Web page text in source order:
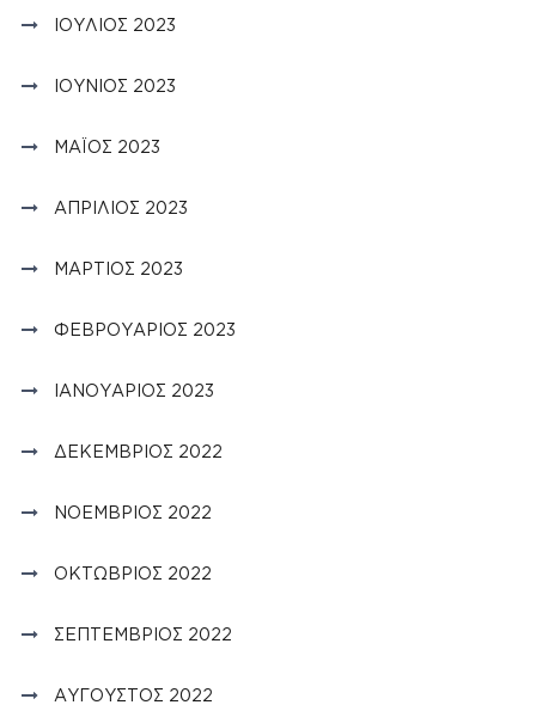
ΙΟΎΛΙΟΣ 2023
ΙΟΎΝΙΟΣ 2023
ΜΆΙΟΣ 2023
ΑΠΡΊΛΙΟΣ 2023
ΜΆΡΤΙΟΣ 2023
ΦΕΒΡΟΥΆΡΙΟΣ 2023
ΙΑΝΟΥΆΡΙΟΣ 2023
ΔΕΚΈΜΒΡΙΟΣ 2022
ΝΟΈΜΒΡΙΟΣ 2022
ΟΚΤΏΒΡΙΟΣ 2022
ΣΕΠΤΈΜΒΡΙΟΣ 2022
ΑΎΓΟΥΣΤΟΣ 2022